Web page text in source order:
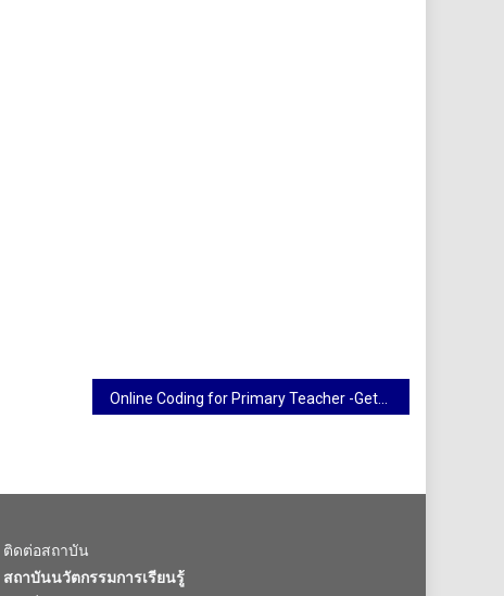
Online Coding for Primary Teacher -Getting Loopy-
ติดต่อสถาบัน
สถาบันนวัตกรรมการเรียนรู้